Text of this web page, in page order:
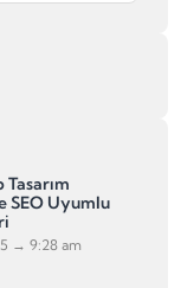
SEO Uyumlu
9:28 am